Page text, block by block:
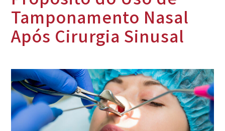
Tamponamento Nasal
Após Cirurgia Sinusal